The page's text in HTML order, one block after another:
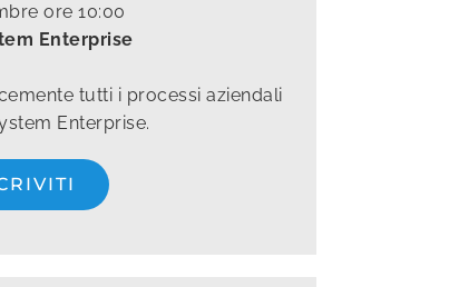
ore 10:00
Enterprise
tutti i processi aziendali
Enterprise.